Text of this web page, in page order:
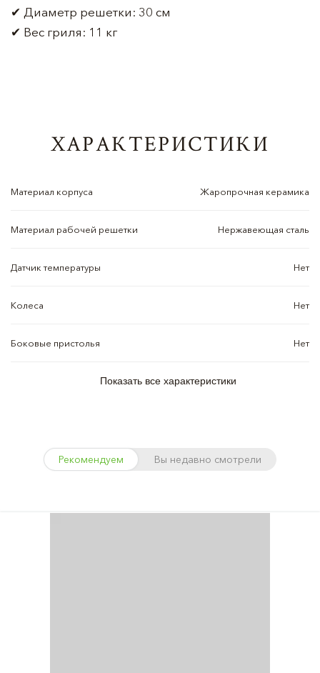
✔ Диаметр решетки: 30 см
✔ Вес гриля: 11 кг
ХАРАКТЕРИСТИКИ
Материал корпуса Жаропрочная керамика
Материал рабочей решетки Нержавеющая сталь
Датчик температуры Нет
Колеса Нет
Боковые пристолья Нет
Показать все характеристики
Рекомендуем Вы недавно смотрели